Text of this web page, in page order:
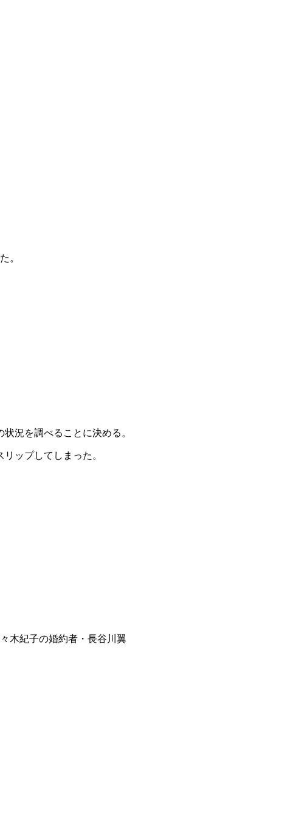
。
況を調べることに決める。
ップしてしまった。
木紀子の婚約者・長谷川翼